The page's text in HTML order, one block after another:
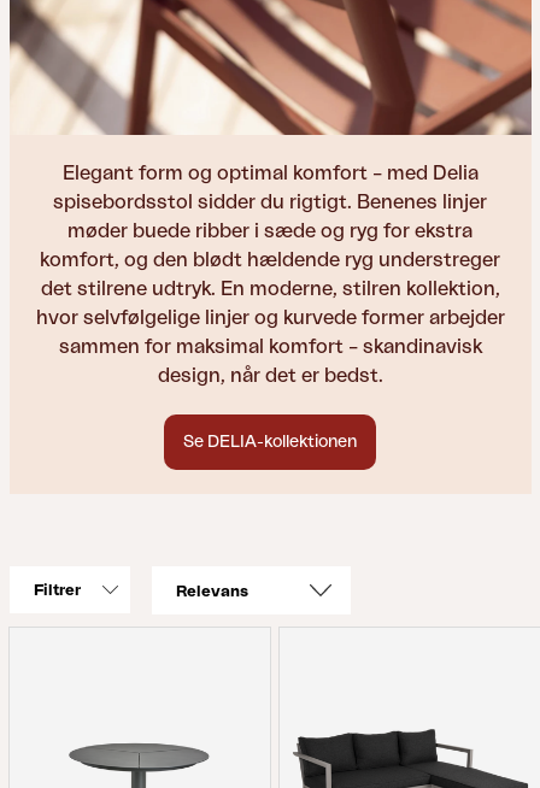
Elegant form og optimal komfort – med Delia
spisebordsstol sidder du rigtigt. Benenes linjer
møder buede ribber i sæde og ryg for ekstra
komfort, og den blødt hældende ryg understreger
det stilrene udtryk. En moderne, stilren kollektion,
hvor selvfølgelige linjer og kurvede former arbejder
sammen for maksimal komfort – skandinavisk
design, når det er bedst.
Se DELIA-kollektionen
Filtrer